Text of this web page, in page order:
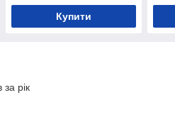
Купити
за рік